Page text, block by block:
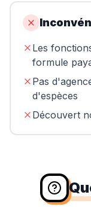
Les
formule
Pas
d'espèces
Découvert